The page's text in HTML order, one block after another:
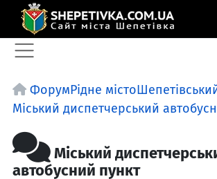
ФорумРідне місто
Міський диспетчерський
Міський
автобусний пункт